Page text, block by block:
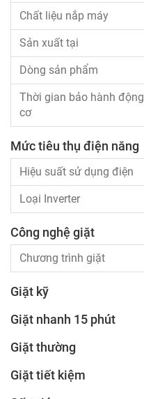
Chất liệu nắp máy
Sản xuất tại
Dòng sản phẩm
Thời gian bảo hành động
cơ
Mức tiêu thụ điện năng
Hiệu suất sử dụng điện
Loại Inverter
Công nghệ giặt
Chương trình giặt
Giặt kỹ
Giặt nhanh 15 phút
Giặt thường
Giặt tiết kiệm